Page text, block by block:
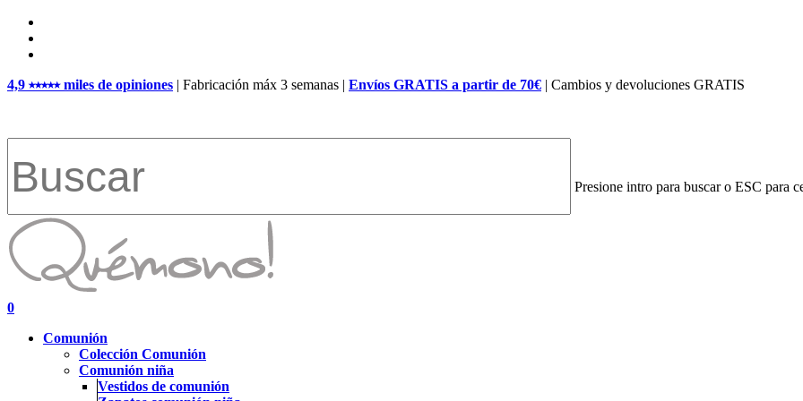
Skip
main
4,9 ⭑⭑⭑⭑⭑ miles de opiniones | Fabricación máx 3 semanas | Envíos GRATIS a partir de 70€ | Cambios y devoluciones GRATIS
Presione intro para buscar o ESC para
Close
Search
search
account
0
Comunión
Colección Comunión
Comunión niña
Vestidos de comunión